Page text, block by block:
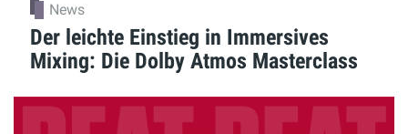
News
Der leichte Einstieg in Immersives
Mixing: Die Dolby Atmos Masterclass